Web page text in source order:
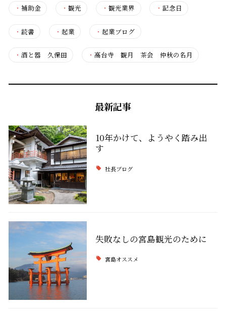
・ 補助金 ・観光 ・観光業界 ・ 記念日
・ 読書 ・起業 ・起業ブログ
・ 酒と器 久保田 ・高台寺 観月 茶会 仲秋の名月
最新記事
10年かけて、ようやく踏み出
す
社長ブログ
失敗なしの宮島観光のために
宮島オススメ